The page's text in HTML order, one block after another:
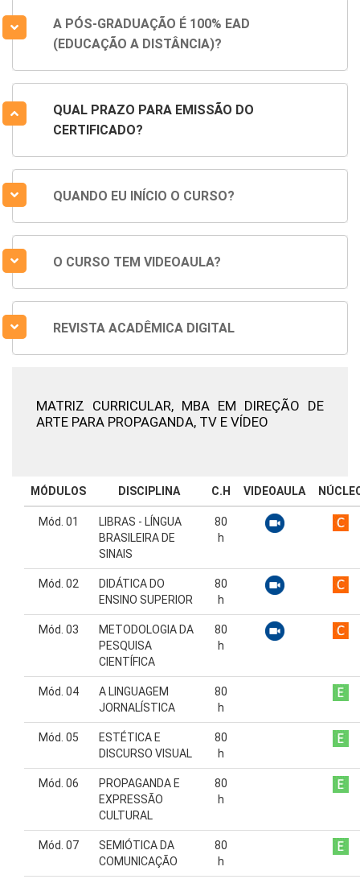
A PÓS-GRADUAÇÃO É 100% EAD
(EDUCAÇÃO A DISTÂNCIA)?
QUAL PRAZO PARA EMISSÃO DO
CERTIFICADO?
QUANDO EU INÍCIO O CURSO?
O CURSO TEM VIDEOAULA?
REVISTA ACADÊMICA DIGITAL
MATRIZ CURRICULAR, MBA EM DIREÇÃO DE
ARTE PARA PROPAGANDA, TV E VÍDEO
MÓDULOS DISCIPLINA C.H VIDEOAULA
Mód. 01
LIBRAS - LÍNGUA
BRASILEIRA DE
SINAIS
80
h
Mód. 02
DIDÁTICA DO
ENSINO SUPERIOR
80
h
Mód. 03
METODOLOGIA DA
PESQUISA
CIENTÍFICA
80
h
Mód. 04
A LINGUAGEM
JORNALÍSTICA
80
h
Mód. 05
ESTÉTICA E
DISCURSO VISUAL
80
h
Mód. 06
PROPAGANDA E
EXPRESSÃO
CULTURAL
80
h
Mód. 07
SEMIÓTICA DA
COMUNICAÇÃO
80
h